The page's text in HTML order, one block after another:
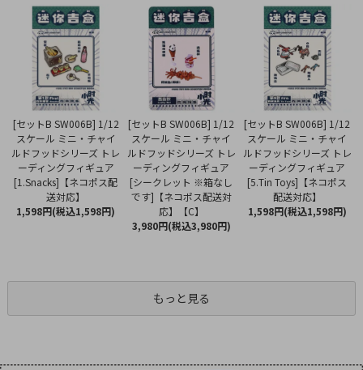
[セットB SW006B] 1/12
スケール ミニ・チャイ
ルドフッドシリーズ トレ
ーディングフィギュア
[1.Snacks]【ネコポス配
送対応】
1,598円(税込1,598円)
[セットB SW006B] 1/12
スケール ミニ・チャイ
ルドフッドシリーズ トレ
ーディングフィギュア
[シークレット ※箱なし
です]【ネコポス配送対
応】【C】
3,980円(税込3,980円)
[セットB SW006B] 1/12
スケール ミニ・チャイ
ルドフッドシリーズ トレ
ーディングフィギュア
[5.Tin Toys]【ネコポス
配送対応】
1,598円(税込1,598円)
もっと見る